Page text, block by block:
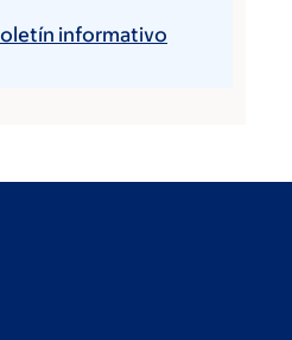
informativo